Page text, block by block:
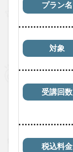
プラン名
対象
受講回数
税込料金